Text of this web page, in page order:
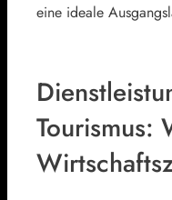
eine ideale
Tourismus: